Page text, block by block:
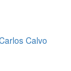
Calvo